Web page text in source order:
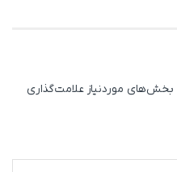
بخش‌های موردنیاز علامت‌گذاری